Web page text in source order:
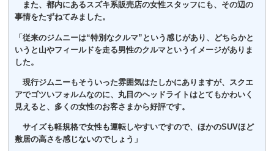
また、都内にあるスズキ系販売店の女性スタッフにも、その辺の
事情をたずねてみました。
「従来のジムニーは“特別なクルマ”という感じがあり、どちらかと
いうと山やフィールドを走る男性のクルマというイメージがありま
した。
現行ジムニーもそういった雰囲気はたしかにありますが、スクエ
アでゴツいフォルムなのに、丸目のヘッドライトはとてもかわいく
見えると、多くの女性のお客さまから好評です。
サイズも軽規格で女性も運転しやすいですので、ほかのSUVほど
敷居の高さを感じないのでしょう」